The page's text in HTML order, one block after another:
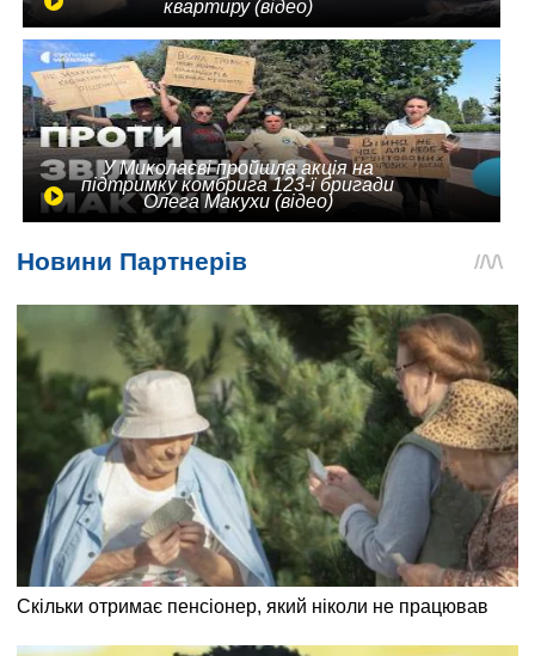
квартиру (відео)
У Миколаєві пройшла акція на
підтримку комбрига 123-ї бригади
Олега Макухи (відео)